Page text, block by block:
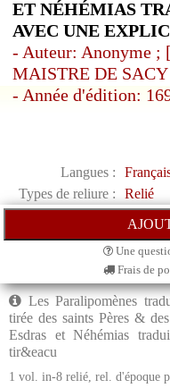
ET NÉHÉMIAS
AVEC UNE
- Auteur: Anonyme
MAISTRE DE
- Année d'édition:
Langues :
Types de reliure :
Relié
Une
Frais de
Les Paralipomènes
tirée des saints Pères &
Esdras et Néhémias
tir&eacu
1 vol. in-8 relié, rel. d'époque